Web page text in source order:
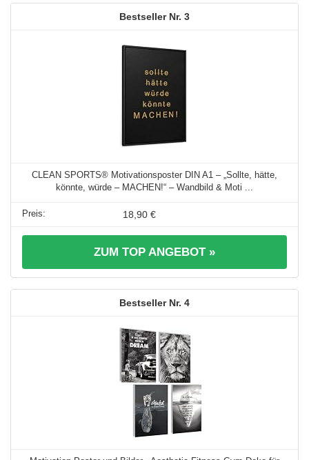
3
CLEAN SPORTS® Motivationsposter DIN A1 – „Sollte, hätte,
könnte, würde – MACHEN!“ – Wandbild & Moti ...
18,90 €
ZUM TOP ANGEBOT »
4